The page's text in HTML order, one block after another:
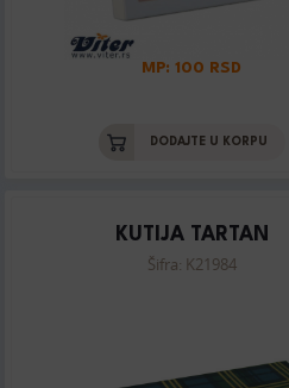
MP: 100 RSD
DODAJTE U KORPU
KUTIJA TARTAN
Šifra: K21984